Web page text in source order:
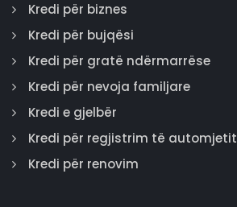
Kredi për biznes
Kredi për bujqësi
Kredi për gratë ndërmarrëse
Kredi për nevoja familjare
Kredi e gjelbër
Kredi për regjistrim të automjetit
Kredi për renovim